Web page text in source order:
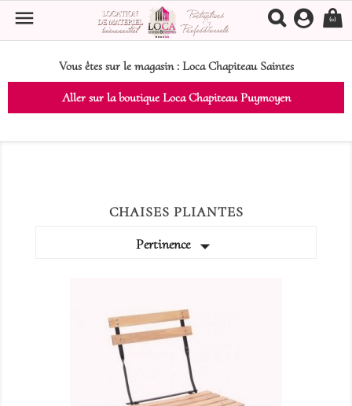
Vous êtes sur le magasin :Loca Chapiteau Saintes
Aller sur la boutique Loca Chapiteau Puymoyen
 (0)
CHAISES PLIANTES
Pertinence 